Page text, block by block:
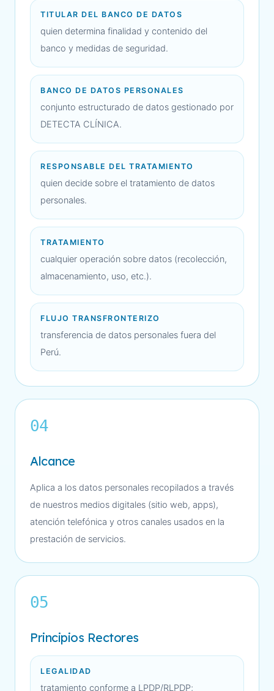
TITULAR DEL BANCO DE DATOS
quien determina finalidad y contenido del
banco y medidas de seguridad.
BANCO DE DATOS PERSONALES
conjunto estructurado de datos gestionado por
DETECTA CLÍNICA.
RESPONSABLE DEL TRATAMIENTO
quien decide sobre el tratamiento de datos
personales.
TRATAMIENTO
cualquier operación sobre datos (recolección,
almacenamiento, uso, etc.).
FLUJO TRANSFRONTERIZO
transferencia de datos personales fuera del
Perú.
04
Alcance
Aplica a los datos personales recopilados a través
de nuestros medios digitales (sitio web, apps),
atención telefónica y otros canales usados en la
prestación de servicios.
05
Principios Rectores
LEGALIDAD
tratamiento conforme a LPDP/RLPDP;